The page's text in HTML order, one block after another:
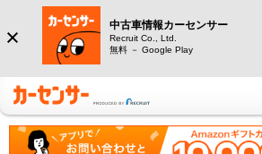
中古車情報カーセンサー
Recruit Co., Ltd.
無料 － Google Play